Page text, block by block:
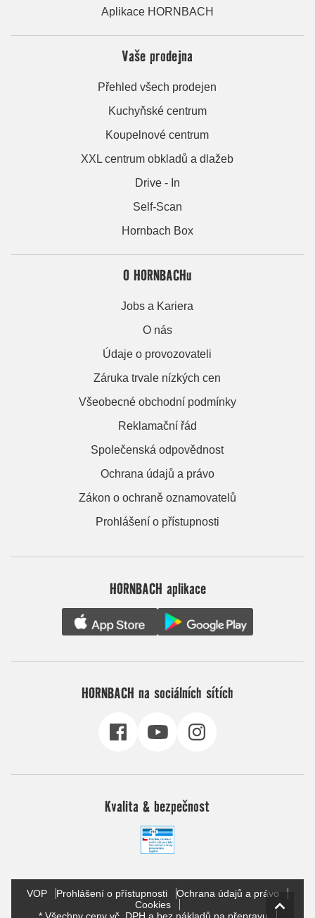
Aplikace HORNBACH
Vaše prodejna
Přehled všech prodejen
Kuchyňské centrum
Koupelnové centrum
XXL centrum obkladů a dlažeb
Drive - In
Self-Scan
Hornbach Box
O HORNBACHu
Jobs a Kariera
O nás
Údaje o provozovateli
Záruka trvale nízkých cen
Všeobecné obchodní podmínky
Reklamační řád
Společenská odpovědnost
Ochrana údajů a právo
Zákon o ochraně oznamovatelů
Prohlášení o přístupnosti
HORNBACH aplikace
HORNBACH na sociálních sítích
Kvalita & bezpečnost
VOP Prohlášení o přístupnosti
Ochrana údajů a právo
Cookies